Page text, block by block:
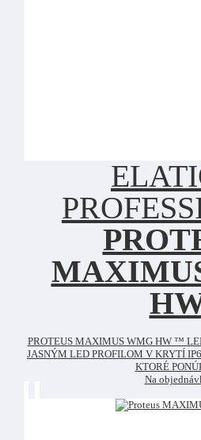
PROTEUS MAXIMUS WMG HW ™
JASNÝM LED PROFILOM V KRYTÍ
KTORÉ
Na